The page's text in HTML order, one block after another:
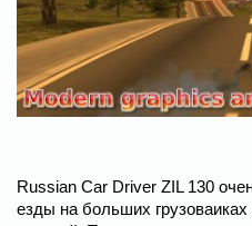
Russian Car Driver ZIL 130
езды на больших